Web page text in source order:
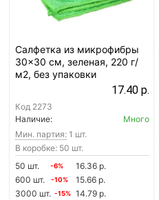
Салфетка из микрофибры
30x30 см, зеленая, 220 г/
м2, без упаковки
17.40 р.
Код 2273
Наличие:
Много
Мин. партия: 1 шт.
В коробке: 50 шт.
50 шт.
-6%
16.36 р.
600 шт.
-10%
15.66 р.
3000 шт. -15% 14.79 р.